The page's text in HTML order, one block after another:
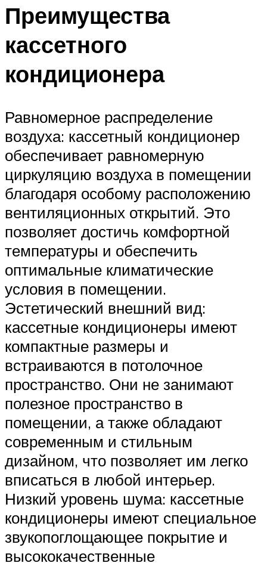
Преимущества
кассетного
кондиционера
Равномерное распределение
воздуха: кассетный кондиционер
обеспечивает равномерную
циркуляцию воздуха в помещении
благодаря особому расположению
вентиляционных открытий. Это
позволяет достичь комфортной
температуры и обеспечить
оптимальные климатические
условия в помещении.
Эстетический внешний вид:
кассетные кондиционеры имеют
компактные размеры и
встраиваются в потолочное
пространство. Они не занимают
полезное пространство в
помещении, а также обладают
современным и стильным
дизайном, что позволяет им легко
вписаться в любой интерьер.
Низкий уровень шума: кассетные
кондиционеры имеют специальное
звукопоглощающее покрытие и
высококачественные